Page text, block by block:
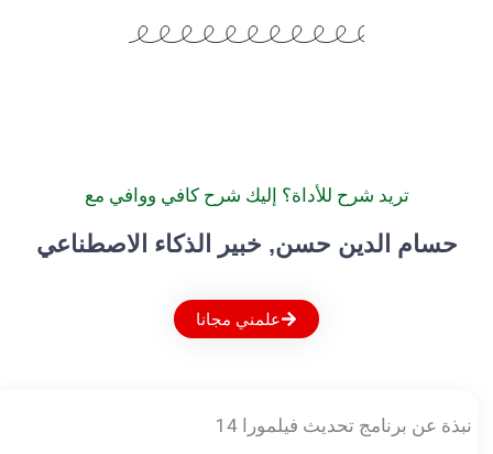
تريد شرح للأداة؟ إليك شرح كافي ووافي مع
حسام الدين حسن, خبير الذكاء الاصطناعي
علمني مجانا
نبذة عن برنامج تحديث فيلمورا 14